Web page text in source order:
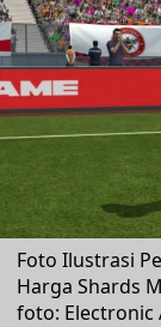
Foto Ilustrasi
Harga Shards
foto: Electronic